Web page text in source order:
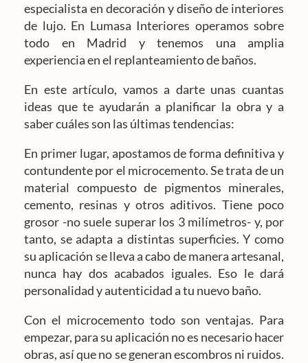
especialista en decoración y diseño de interiores
de lujo. En Lumasa Interiores operamos sobre
todo en Madrid y tenemos una amplia
experiencia en el replanteamiento de baños.
En este artículo, vamos a darte unas cuantas
ideas que te ayudarán a planificar la obra y a
saber cuáles son las últimas tendencias:
En primer lugar, apostamos de forma definitiva y
contundente por el microcemento. Se trata de un
material compuesto de pigmentos minerales,
cemento, resinas y otros aditivos. Tiene poco
grosor -no suele superar los 3 milímetros- y, por
tanto, se adapta a distintas superficies. Y como
su aplicación se lleva a cabo de manera artesanal,
nunca hay dos acabados iguales. Eso le dará
personalidad y autenticidad a tu nuevo baño.
Con el microcemento todo son ventajas. Para
empezar, para su aplicación no es necesario hacer
obras, así que no se generan escombros ni ruidos.